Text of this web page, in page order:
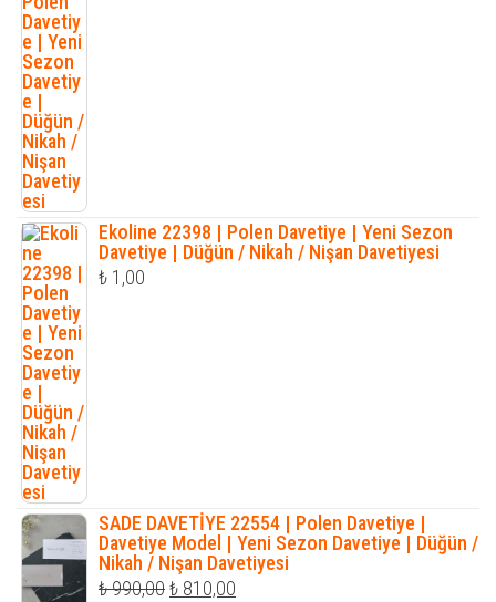
Ekoline 22398 | Polen Davetiye | Yeni Sezon
Davetiye | Düğün / Nikah / Nişan Davetiyesi
₺ 1,00
SADE DAVETİYE 22554 | Polen Davetiye |
Davetiye Model | Yeni Sezon Davetiye | Düğün /
Nikah / Nişan Davetiyesi
₺990,00Orijinal
₺ 810,00